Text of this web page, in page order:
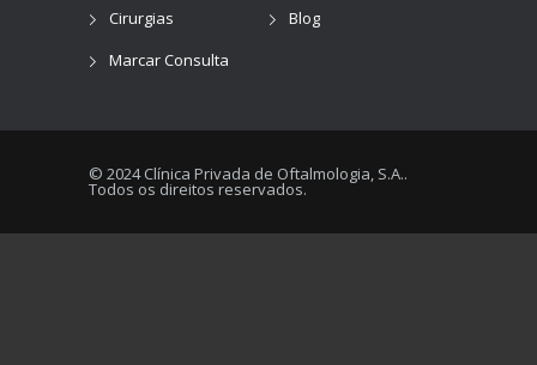
Cirurgias
Blog
Marcar Consulta
© 2024 Clínica Privada de Oftalmologia, S.A..
Todos os direitos reservados.